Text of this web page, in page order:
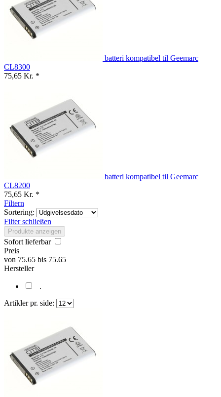
batteri kompatibel til Geemarc
CL8300
75,65 Kr. *
batteri kompatibel til Geemarc
CL8200
75,65 Kr. *
Filtern
Sortering:
Filter schließen
Produkte anzeigen
Sofort lieferbar
Preis
von 75.65 bis 75.65
Hersteller
.
Artikler pr. side: